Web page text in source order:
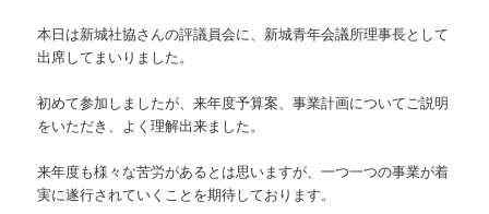
本日は新城社協さんの評議員会に、新城青年会議所理事長として
出席してまいりました。
初めて参加しましたが、来年度予算案、事業計画についてご説明
をいただき、よく理解出来ました。
来年度も様々な苦労があるとは思いますが、一つ一つの事業が着
実に遂行されていくことを期待しております。